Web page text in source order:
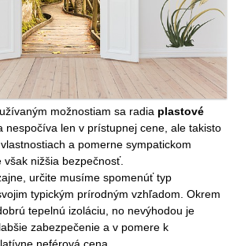
možnostiam sa radia plastové
nespočíva len v prístupnej cene, ale takisto
a pomerne sympatickom
nižšia bezpečnosť.
určite musíme spomenúť typ
typickým prírodným vzhľadom. Okrem
tepelnú izoláciu, no nevýhodou je
zabezpečenie a v pomere k